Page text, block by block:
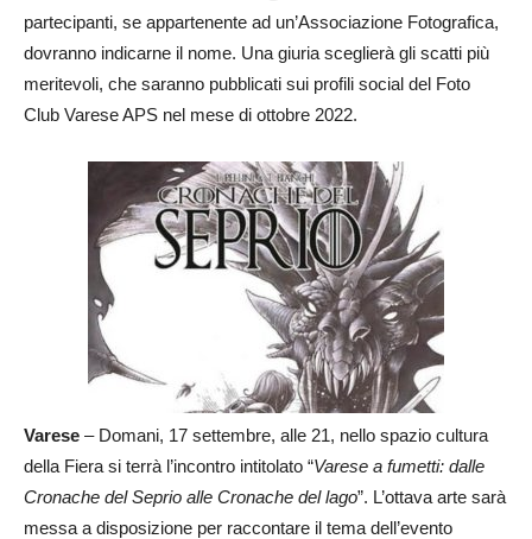
partecipanti, se appartenente ad un’Associazione Fotografica,
dovranno indicarne il nome. Una giuria sceglierà gli scatti più
meritevoli, che saranno pubblicati sui profili social del Foto
Club Varese APS nel mese di ottobre 2022.
Varese – Domani, 17 settembre, alle 21, nello spazio cultura
della Fiera si terrà l’incontro intitolato “Varese a fumetti: dalle
Cronache del Seprio alle Cronache del lago”. L’ottava arte sarà
messa a disposizione per raccontare il tema dell’evento